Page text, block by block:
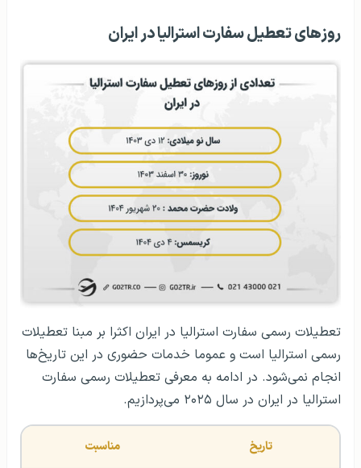
روزهای تعطیل سفارت استرالیا در ایران
تعطیلات رسمی سفارت استرالیا در ایران اکثرا بر مبنا تعطیلات
رسمی استرالیا است و عموما خدمات حضوری در این تاریخ‌ها
انجام نمی‌شود. در ادامه به معرفی تعطیلات رسمی سفارت
استرالیا در ایران در سال ۲۰۲۵ می‌پردازیم.
تاریخ مناسبت